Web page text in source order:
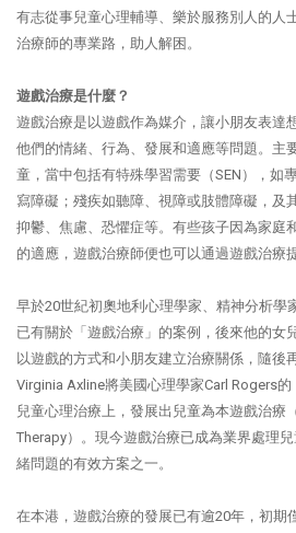
有志從事兒童心理輔導、樂於服務別人的人
治療師的專業路，助人解困。
遊戲治療是什麼？
遊戲治療是以遊戲作為媒介，讓小朋友表達
他們的情緒、行為、發展和適應等問題。主
童，當中包括有特殊學習需要（SEN），如
寫障礙；殘疾如聽障、視障或肢體障礙，及
抑鬱、焦慮、恐懼症等。有些孩子因為家庭
的適應，遊戲治療師便也可以通過遊戲治療
早於20世紀初奧地利心理學家、精神分析學
已有關於「遊戲治療」的案例，後來他的女
以遊戲的方式和小朋友建立治療關係，隨後
Virginia Axline將美國心理學家Carl Rogers
兒童心理治療上，發展出兒童為本遊戲治療
Therapy）。現今遊戲治療已成為業界處理
緒問題的有效方案之一。
在本港，遊戲治療的發展已有逾20年，初期